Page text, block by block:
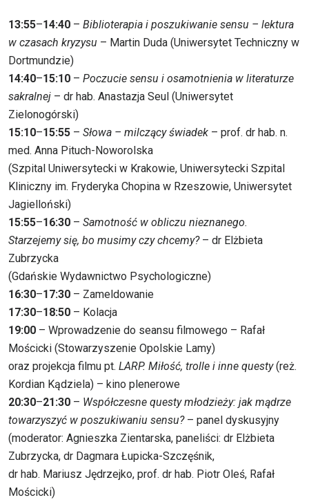
13:55–14:40 – Biblioterapia i poszukiwanie sensu – lektura
w czasach kryzysu – Martin Duda (Uniwersytet Techniczny w
Dortmundzie)
14:40–15:10 – Poczucie sensu i osamotnienia w literaturze
sakralnej – dr hab. Anastazja Seul (Uniwersytet
Zielonogórski)
15:10–15:55 – Słowa – milczący świadek – prof. dr hab. n.
med. Anna Pituch-Noworolska
(Szpital Uniwersytecki w Krakowie, Uniwersytecki Szpital
Kliniczny im. Fryderyka Chopina w Rzeszowie, Uniwersytet
Jagielloński)
15:55–16:30 – Samotność w obliczu nieznanego.
Starzejemy się, bo musimy czy chcemy?– dr Elżbieta
Zubrzycka
(Gdańskie Wydawnictwo Psychologiczne)
16:30–17:30 – Zameldowanie
17:30–18:50 – Kolacja
19:00 – Wprowadzenie do seansu filmowego – Rafał
Mościcki (Stowarzyszenie Opolskie Lamy)
oraz projekcja filmu pt. LARP. Miłość, trolle i inne questy(reż.
Kordian Kądziela) – kino plenerowe
20:30–21:30 – Współczesne questy młodzieży: jak mądrze
towarzyszyć w poszukiwaniu sensu?– panel dyskusyjny
(moderator: Agnieszka Zientarska, paneliści: dr Elżbieta
Zubrzycka, dr Dagmara Łupicka-Szczęśnik,
dr hab. Mariusz Jędrzejko, prof. dr hab. Piotr Oleś, Rafał
Mościcki)